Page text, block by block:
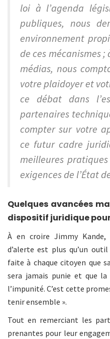
loi à l’agenda
publiques, nous
environnement
de ces mécanismes
médias, nous
votre plaidoyer et
ce débat dans
partenaires
compter sur votre
ce futur cadre
meilleures
exigences de l’État
Quelques avancées
dispositif juridique
À en croire Jimmy
d’alerte est plus qu’un
faite à chaque citoyen que
sera jamais punie et que
l’impunité. C’est cette
tenir ensemble ».
Tout en remerciant les
prenantes pour leur